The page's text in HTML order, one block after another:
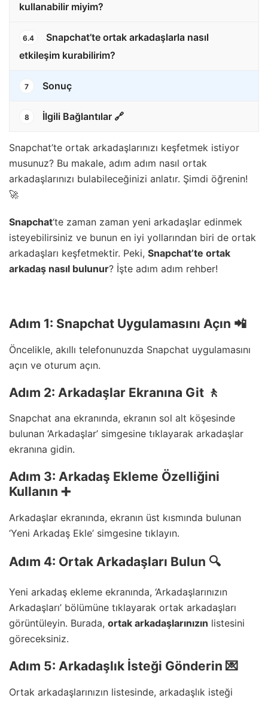
kullanabilir miyim?
6.4
Snapchat’te ortak arkadaşlarla nasıl
etkileşim kurabilirim?
7 Sonuç
8 İlgili Bağlantılar 🔗
Snapchat’te ortak arkadaşlarınızı keşfetmek istiyor
musunuz? Bu makale, adım adım nasıl ortak
arkadaşlarınızı bulabileceğinizi anlatır. Şimdi öğrenin!
🚀
Snapchat‘te zaman zaman yeni arkadaşlar edinmek
isteyebilirsiniz ve bunun en iyi yollarından biri de ortak
arkadaşları keşfetmektir. Peki, Snapchat’te ortak
arkadaş nasıl bulunur? İşte adım adım rehber!
Adım 1: Snapchat Uygulamasını Açın 📲
Öncelikle, akıllı telefonunuzda Snapchat uygulamasını
açın ve oturum açın.
Adım 2: Arkadaşlar Ekranına Git 🚶
Snapchat ana ekranında, ekranın sol alt köşesinde
bulunan ‘Arkadaşlar’ simgesine tıklayarak arkadaşlar
ekranına gidin.
Adım 3: Arkadaş Ekleme Özelliğini
Kullanın ➕
Arkadaşlar ekranında, ekranın üst kısmında bulunan
‘Yeni Arkadaş Ekle’ simgesine tıklayın.
Adım 4: Ortak Arkadaşları Bulun 🔍
Yeni arkadaş ekleme ekranında, ‘Arkadaşlarınızın
Arkadaşları’ bölümüne tıklayarak ortak arkadaşları
görüntüleyin. Burada, ortak arkadaşlarınızın listesini
göreceksiniz.
Adım 5: Arkadaşlık İsteği Gönderin 💌
Ortak arkadaşlarınızın listesinde, arkadaşlık isteği